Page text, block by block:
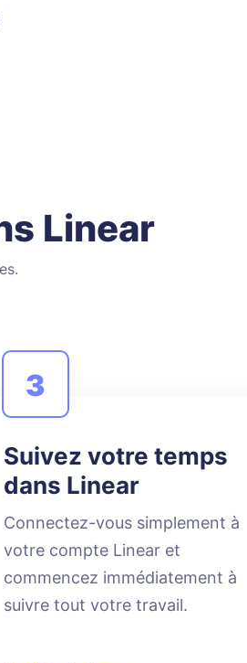
Linear
3
Suivez votre temps
dans Linear
Connectez-vous simplement à
votre compte Linear et
commencez immédiatement à
suivre tout votre travail.